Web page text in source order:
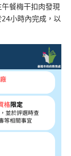
餐梅干扣肉發現
小時內完成，以